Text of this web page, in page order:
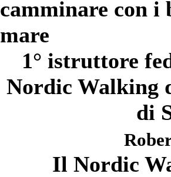
camminare con
mare
1° istruttore
Nordic Walking
di
Il Nordic